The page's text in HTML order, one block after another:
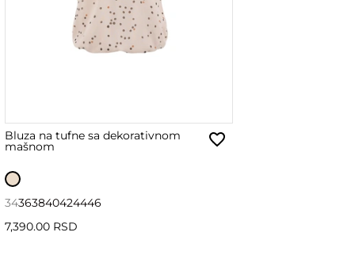
Bluza na tufne sa dekorativnom
mašnom
34363840424446
7,390.00 RSD